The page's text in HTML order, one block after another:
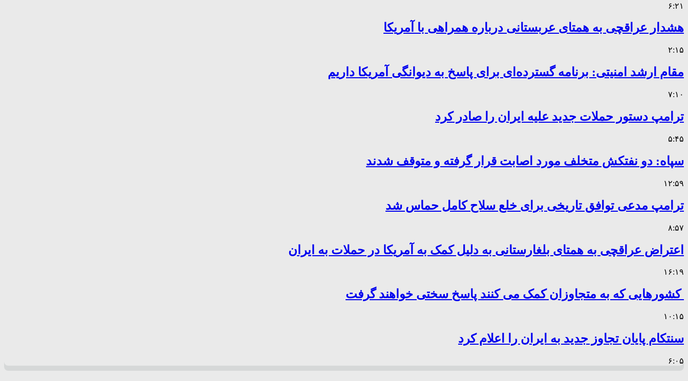
۶:۲۱
هشدار عراقچی به همتای عربستانی درباره همراهی با آمریکا
۲:۱۵
مقام ارشد امنیتی: برنامه گسترده‌ای برای پاسخ به دیوانگی آمریکا داریم
۷:۱۰
ترامپ دستور حملات جدید علیه ایران را صادر کرد
۵:۴۵
سپاه: دو نفتکش متخلف مورد اصابت قرار گرفته و متوقف شدند
۱۲:۵۹
ترامپ مدعی توافق تاریخی برای خلع سلاح کامل حماس شد
۸:۵۷
اعتراض عراقچی به همتای بلغارستانی به دلیل کمک به آمریکا در حملات به ایران
۱۶:۱۹
کشورهایی که به متجاوزان کمک می کنند پاسخ سختی خواهند گرفت
۱۰:۱۵
سنتکام پایان تجاوز جدید به ایران را اعلام کرد
۶:۰۵